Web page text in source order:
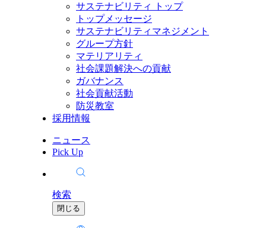
サステナビリティ トップ
トップメッセージ
サステナビリティマネジメント
グループ方針
マテリアリティ
社会課題解決への貢献
ガバナンス
社会貢献活動
防災教室
採用情報
ニュース
Pick Up
検索
閉じる